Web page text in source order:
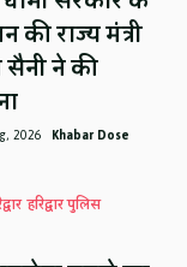
की राज्य मंत्री
ने की
2026 Khabar Dose
हरिद्वार पुलिस